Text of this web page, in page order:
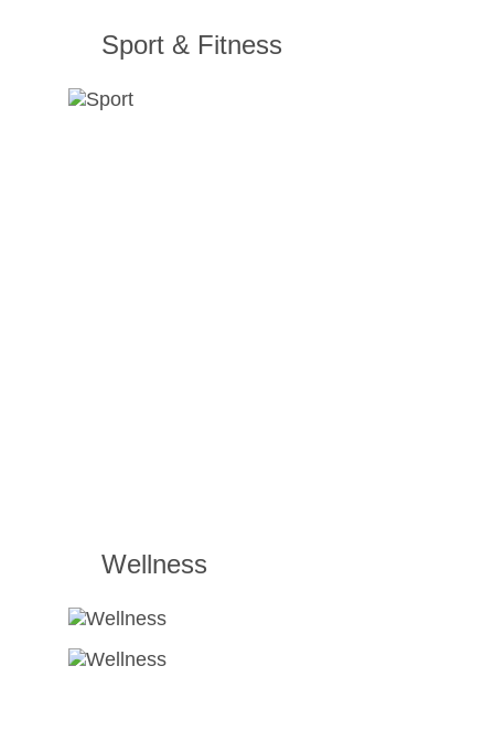
Sport & Fitness
Wellness